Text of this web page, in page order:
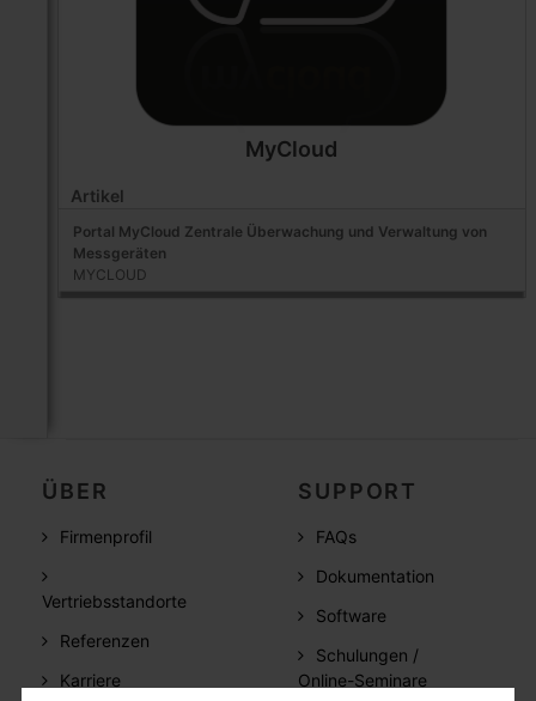
MyCloud
Artikel
Portal MyCloud Zentrale Überwachung und Verwaltung von
Messgeräten
MYCLOUD
ÜBER
Firmenprofil
Vertriebsstandorte
Referenzen
Karriere
SUPPORT
FAQs
Dokumentation
Software
Schulungen /
Online-Seminare